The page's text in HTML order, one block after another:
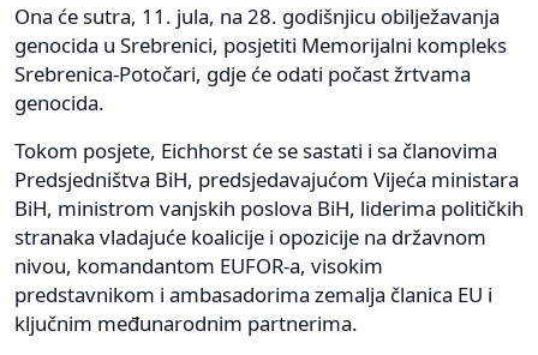
Ona će sutra, 11. jula, na 28. godišnjicu obilježavanja
genocida u Srebrenici, posjetiti Memorijalni kompleks
Srebrenica-Potočari, gdje će odati počast žrtvama
genocida.
Tokom posjete, Eichhorst će se sastati i sa članovima
Predsjedništva BiH, predsjedavajućom Vijeća ministara
BiH, ministrom vanjskih poslova BiH, liderima političkih
stranaka vladajuće koalicije i opozicije na državnom
nivou, komandantom EUFOR-a, visokim
predstavnikom i ambasadorima zemalja članica EU i
ključnim međunarodnim partnerima.